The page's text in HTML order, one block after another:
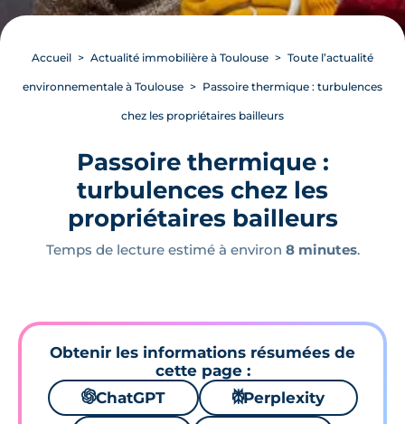
Accueil Actualité immobilière à Toulouse Toute l’actualité
environnementale à Toulouse Passoire thermique : turbulences
chez les propriétaires bailleurs
Passoire thermique :
turbulences chez les
propriétaires bailleurs
Temps de lecture estimé à environ 8 minutes.
Obtenir les informations résumées de
cette page :
🌌ChatGPT ⚙Perplexity